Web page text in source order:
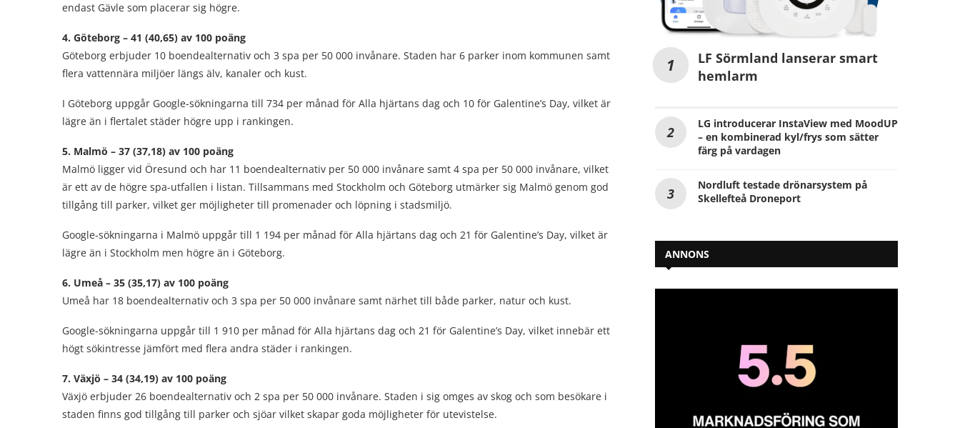
endast Gävle som placerar sig högre.
4. Göteborg – 41 (40,65) av 100 poäng
Göteborg erbjuder 10 boendealternativ och 3 spa per 50 000 invånare. Staden har 6 parker inom kommunen samt
flera vattennära miljöer längs älv, kanaler och kust.
I Göteborg uppgår Google-sökningarna till 734 per månad för Alla hjärtans dag och 10 för Galentine’s Day, vilket är
lägre än i flertalet städer högre upp i rankingen.
5. Malmö – 37 (37,18) av 100 poäng
Malmö ligger vid Öresund och har 11 boendealternativ per 50 000 invånare samt 4 spa per 50 000 invånare, vilket
är ett av de högre spa-utfallen i listan. Tillsammans med Stockholm och Göteborg utmärker sig Malmö genom god
tillgång till parker, vilket ger möjligheter till promenader och löpning i stadsmiljö.
Google-sökningarna i Malmö uppgår till 1 194 per månad för Alla hjärtans dag och 21 för Galentine’s Day, vilket är
lägre än i Stockholm men högre än i Göteborg.
6. Umeå – 35 (35,17) av 100 poäng
Umeå har 18 boendealternativ och 3 spa per 50 000 invånare samt närhet till både parker, natur och kust.
Google-sökningarna uppgår till 1 910 per månad för Alla hjärtans dag och 21 för Galentine’s Day, vilket innebär ett
högt sökintresse jämfört med flera andra städer i rankingen.
7. Växjö – 34 (34,19) av 100 poäng
Växjö erbjuder 26 boendealternativ och 2 spa per 50 000 invånare. Staden i sig omges av skog och som besökare i
staden finns god tillgång till parker och sjöar vilket skapar goda möjligheter för utevistelse.
LF Sörmland lanserar smart
hemlarm
LG introducerar InstaView med MoodUP
– en kombinerad kyl/frys som sätter
färg på vardagen
Nordluft testade drönarsystem på
Skellefteå Droneport
ANNONS